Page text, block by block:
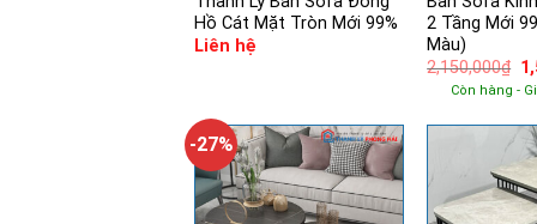
Hồ Cát Mặt Tròn Mới 99%
Liên hệ
2 Tầng Mới
Màu)
2,150,000₫
là:
Còn hàng -
-27%